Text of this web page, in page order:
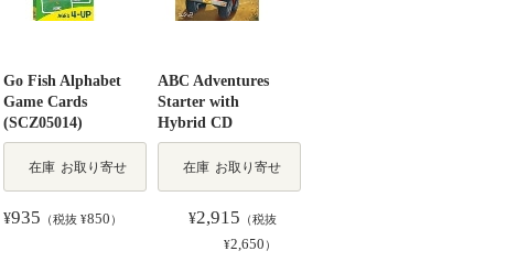
Go Fish Alphabet
Game Cards
(SCZ05014)
在庫 お取り寄せ
¥935 （税抜 ¥850 ）
ABC Adventures
Starter with
Hybrid CD
在庫 お取り寄せ
¥2,915 （税抜
¥2,650 ）